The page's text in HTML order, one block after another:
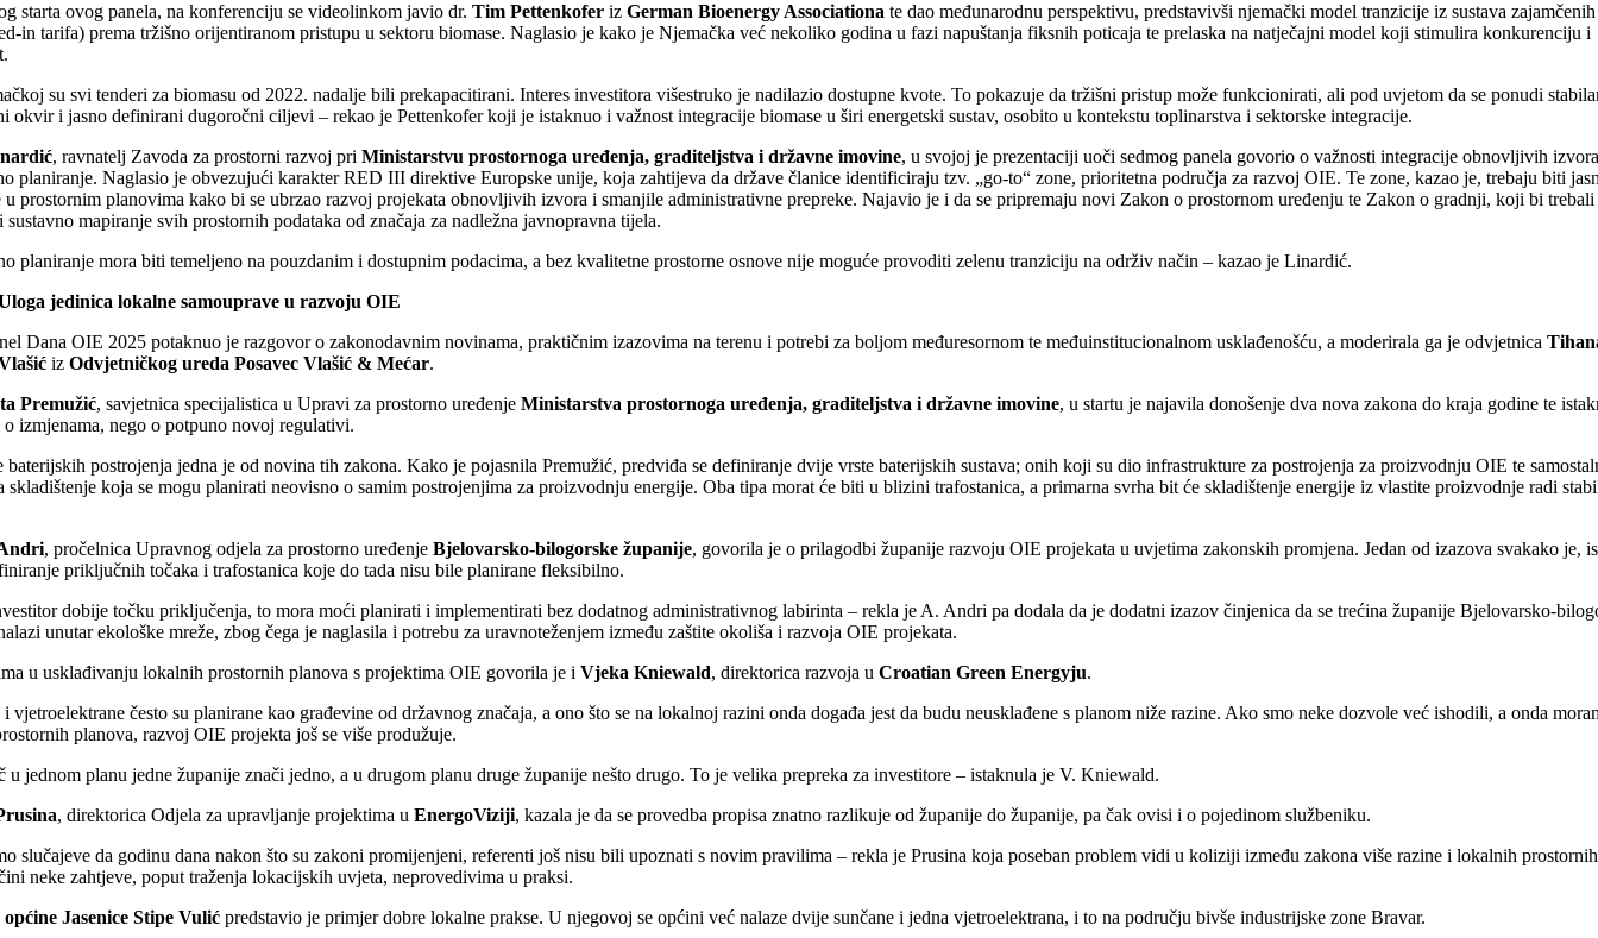
starta ovog panela, na konferenciju se videolinkom javio dr. Tim Pettenkoferiz German Bioenergy Associationa te dao međunarodnu perspektivu, predstavivši njemački model tranzicije iz sustava
in tarifa) prema tržišno orijentiranom pristupu u sektoru biomase. Naglasio je kako je Njemačka već nekoliko godina u fazi napuštanja fiksnih poticaja te prelaska na natječajni model koji stimulira konkurenciju i
su svi tenderi za biomasu od 2022. nadalje bili prekapacitirani. Interes investitora višestruko je nadilazio dostupne kvote. To pokazuje da tržišni pristup može funkcionirati, ali pod uvjetom da se ponudi
okvir i jasno definirani dugoročni ciljevi – rekao je Pettenkofer koji je istaknuo i važnost integracije biomase u širi energetski sustav, osobito u kontekstu toplinarstva i sektorske integracije.
, ravnatelj Zavoda za prostorni razvoj pri Ministarstvu prostornoga uređenja, graditeljstva i državne imovine, u svojoj je prezentaciji uoči sedmog panela govorio o važnosti integracije obnovljivih
planiranje. Naglasio je obvezujući karakter RED III direktive Europske unije, koja zahtijeva da države članice identificiraju tzv. „go-to“ zone, prioritetna područja za razvoj OIE. Te zone, kazao je, trebaju biti
u prostornim planovima kako bi se ubrzao razvoj projekata obnovljivih izvora i smanjile administrativne prepreke. Najavio je i da se pripremaju novi Zakon o prostornom uređenju te Zakon o gradnji, koji bi trebali
sustavno mapiranje svih prostornih podataka od značaja za nadležna javnopravna tijela.
planiranje mora biti temeljeno na pouzdanim i dostupnim podacima, a bez kvalitetne prostorne osnove nije moguće provoditi zelenu tranziciju na održiv način – kazao je Linardić.
jedinica lokalne samouprave u razvoju OIE
Dana OIE 2025 potaknuo je razgovor o zakonodavnim novinama, praktičnim izazovima na terenu i potrebi za boljom međuresornom te međuinstitucionalnom usklađenošću, a moderirala ga je odvjetnica
iz Odvjetničkog ureda Posavec Vlašić & Mećar.
Premužić, savjetnica specijalistica u Upravi za prostorno uređenje Ministarstva prostornoga uređenja, graditeljstva i državne imovine, u startu je najavila donošenje dva nova zakona do kraja godine te
o izmjenama, nego o potpuno novoj regulativi.
baterijskih postrojenja jedna je od novina tih zakona. Kako je pojasnila Premužić, predviđa se definiranje dvije vrste baterijskih sustava; onih koji su dio infrastrukture za postrojenja za proizvodnju OIE te
skladištenje koja se mogu planirati neovisno o samim postrojenjima za proizvodnju energije. Oba tipa morat će biti u blizini trafostanica, a primarna svrha bit će skladištenje energije iz vlastite proizvodnje radi
, pročelnica Upravnog odjela za prostorno uređenje Bjelovarsko-bilogorske županije, govorila je o prilagodbi županije razvoju OIE projekata u uvjetima zakonskih promjena. Jedan od izazova svakako je,
priključnih točaka i trafostanica koje do tada nisu bile planirane fleksibilno.
dobije točku priključenja, to mora moći planirati i implementirati bez dodatnog administrativnog labirinta – rekla je A. Andri pa dodala da je dodatni izazov činjenica da se trećina županije Bjelovarsko-
unutar ekološke mreže, zbog čega je naglasila i potrebu za uravnoteženjem između zaštite okoliša i razvoja OIE projekata.
u usklađivanju lokalnih prostornih planova s projektima OIE govorila je i Vjeka Kniewald, direktorica razvoja u Croatian Green Energyju.
i vjetroelektrane često su planirane kao građevine od državnog značaja, a ono što se na lokalnoj razini onda događa jest da budu neusklađene s planom niže razine. Ako smo neke dozvole već ishodili, a onda
planova, razvoj OIE projekta još se više produžuje.
u jednom planu jedne županije znači jedno, a u drugom planu druge županije nešto drugo. To je velika prepreka za investitore – istaknula je V. Kniewald.
, direktorica Odjela za upravljanje projektima u EnergoViziji, kazala je da se provedba propisa znatno razlikuje od županije do županije, pa čak ovisi i o pojedinom službeniku.
slučajeve da godinu dana nakon što su zakoni promijenjeni, referenti još nisu bili upoznati s novim pravilima – rekla je Prusina koja poseban problem vidi u koliziji između zakona više razine i lokalnih
neke zahtjeve, poput traženja lokacijskih uvjeta, neprovedivima u praksi.
općine Jasenice Stipe Vulićpredstavio je primjer dobre lokalne prakse. U njegovoj se općini već nalaze dvije sunčane i jedna vjetroelektrana, i to na području bivše industrijske zone Bravar.